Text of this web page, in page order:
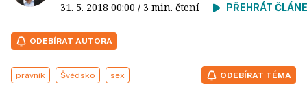
31. 5. 2018 00:00 / 3 min. čtení PŘEHRÁT
ODEBÍRAT AUTORA
právník Švédsko sex ODEBÍRAT TÉMA